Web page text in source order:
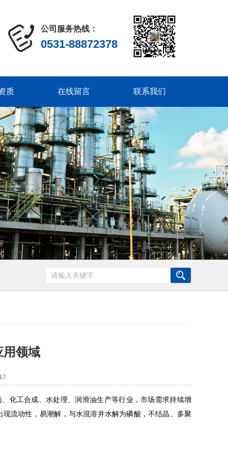
公司服务热线：
0531-88872378
质 在线留言 联系我们
用领域
化工合成、水处理、润滑油生产等行业，市场需求持续增
现流动性，易潮解，与水混溶并水解为磷酸，不结晶 。 多聚